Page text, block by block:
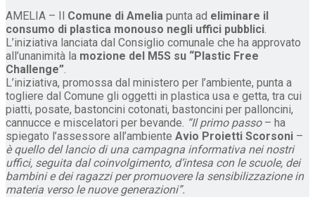
AMELIA – Il Comune di Amelia punta ad eliminare il
consumo di plastica monouso negli uffici pubblici.
L’iniziativa lanciata dal Consiglio comunale che ha approvato
all’unanimità la mozione del M5S su “Plastic Free
Challenge”.
L’iniziativa, promossa dal ministero per l’ambiente, punta a
togliere dal Comune gli oggetti in plastica usa e getta, tra cui
piatti, posate, bastoncini cotonati, bastoncini per palloncini,
cannucce e miscelatori per bevande. “Il primo passo– ha
spiegato l’assessore all’ambiente Avio Proietti Scorsoni –
è quello del lancio di una campagna informativa nei nostri
uffici, seguita dal coinvolgimento, d’intesa con le scuole, dei
bambini e dei ragazzi per promuovere la sensibilizzazione in
materia verso le nuove generazioni”.